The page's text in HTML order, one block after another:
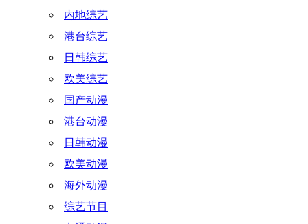
内地综艺
港台综艺
日韩综艺
欧美综艺
国产动漫
港台动漫
日韩动漫
欧美动漫
海外动漫
综艺节目